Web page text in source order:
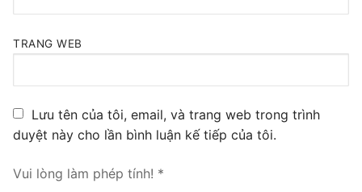
VoIP GSM / 3G / 4G Gateways
E1 / T1 / PRI VoIP Gateway
PRI VoIP Gateway TE100
PRI VoIP Gateway TE200
TRANG WEB
Lưu tên của tôi, email, và trang web trong trình
duyệt này cho lần bình luận kế tiếp của tôi.
Vui lòng làm phép tính! *